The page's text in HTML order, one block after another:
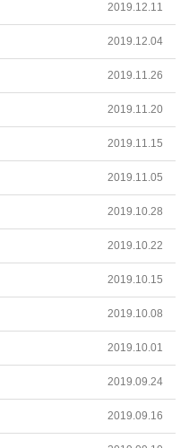
2019.12.11
2019.12.04
2019.11.26
2019.11.20
2019.11.15
2019.11.05
2019.10.28
2019.10.22
2019.10.15
2019.10.08
2019.10.01
2019.09.24
2019.09.16